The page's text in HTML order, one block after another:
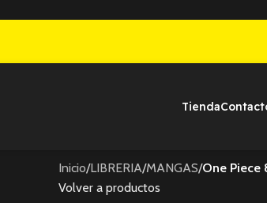
Tienda
Inicio/LIBRERIA/MANGAS/One Piece
Volver a productos